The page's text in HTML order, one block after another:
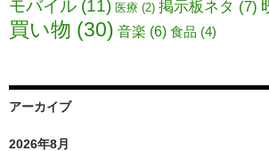
モバイル (11) 医療 (2) 掲示板ネタ (7)
買い物 (30) 音楽 (6) 食品 (4)
アーカイブ
2026年8月